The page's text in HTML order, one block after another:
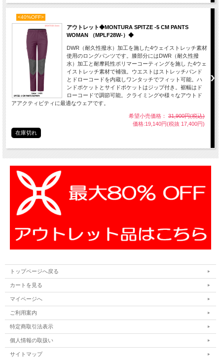
<40%OFF>
アウトレット◆MONTURA SPITZE -5 CM PANTS
WOMAN （MPLF28W-）◆
DWR（耐久性撥水）加工を施した4ウェイストレッチ素材
使用のロングパンツです。膝部分にはDWR（耐久性撥
水）加工と耐摩耗性ポリマーコーティングを施し た4ウェ
イストレッチ素材で補強。ウエストはストレッチバンド
とドローコードを内蔵しワンタッチでフィット可能。ハ
ンドポケットとサイドポケットはジップ付き。裾幅はド
ローコードで調節可能。クライミングや様々なアウトド
アアクティビティに最適なウェアです。
希望小売価格： 31,900円(税込)
価格:19,140円(税抜 17,400円)
在庫切れ
トップページへ戻る
カートを見る
マイページへ
ご利用案内
特定商取引法表示
個人情報の取扱い
サイトマップ